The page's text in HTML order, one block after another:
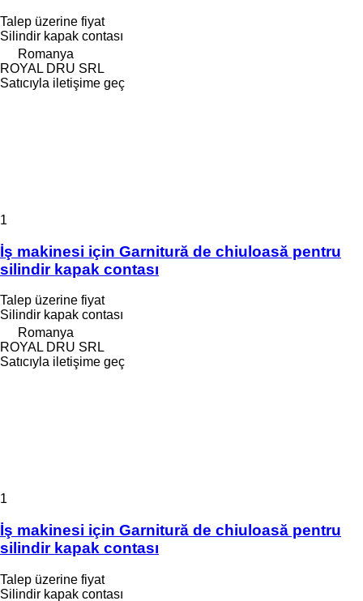
Talep üzerine fiyat
Silindir kapak contası
Romanya
ROYAL DRU SRL
Satıcıyla iletişime geç
1
İş makinesi için Garnitură de chiuloasă pentru
silindir kapak contası
Talep üzerine fiyat
Silindir kapak contası
Romanya
ROYAL DRU SRL
Satıcıyla iletişime geç
1
İş makinesi için Garnitură de chiuloasă pentru
silindir kapak contası
Talep üzerine fiyat
Silindir kapak contası